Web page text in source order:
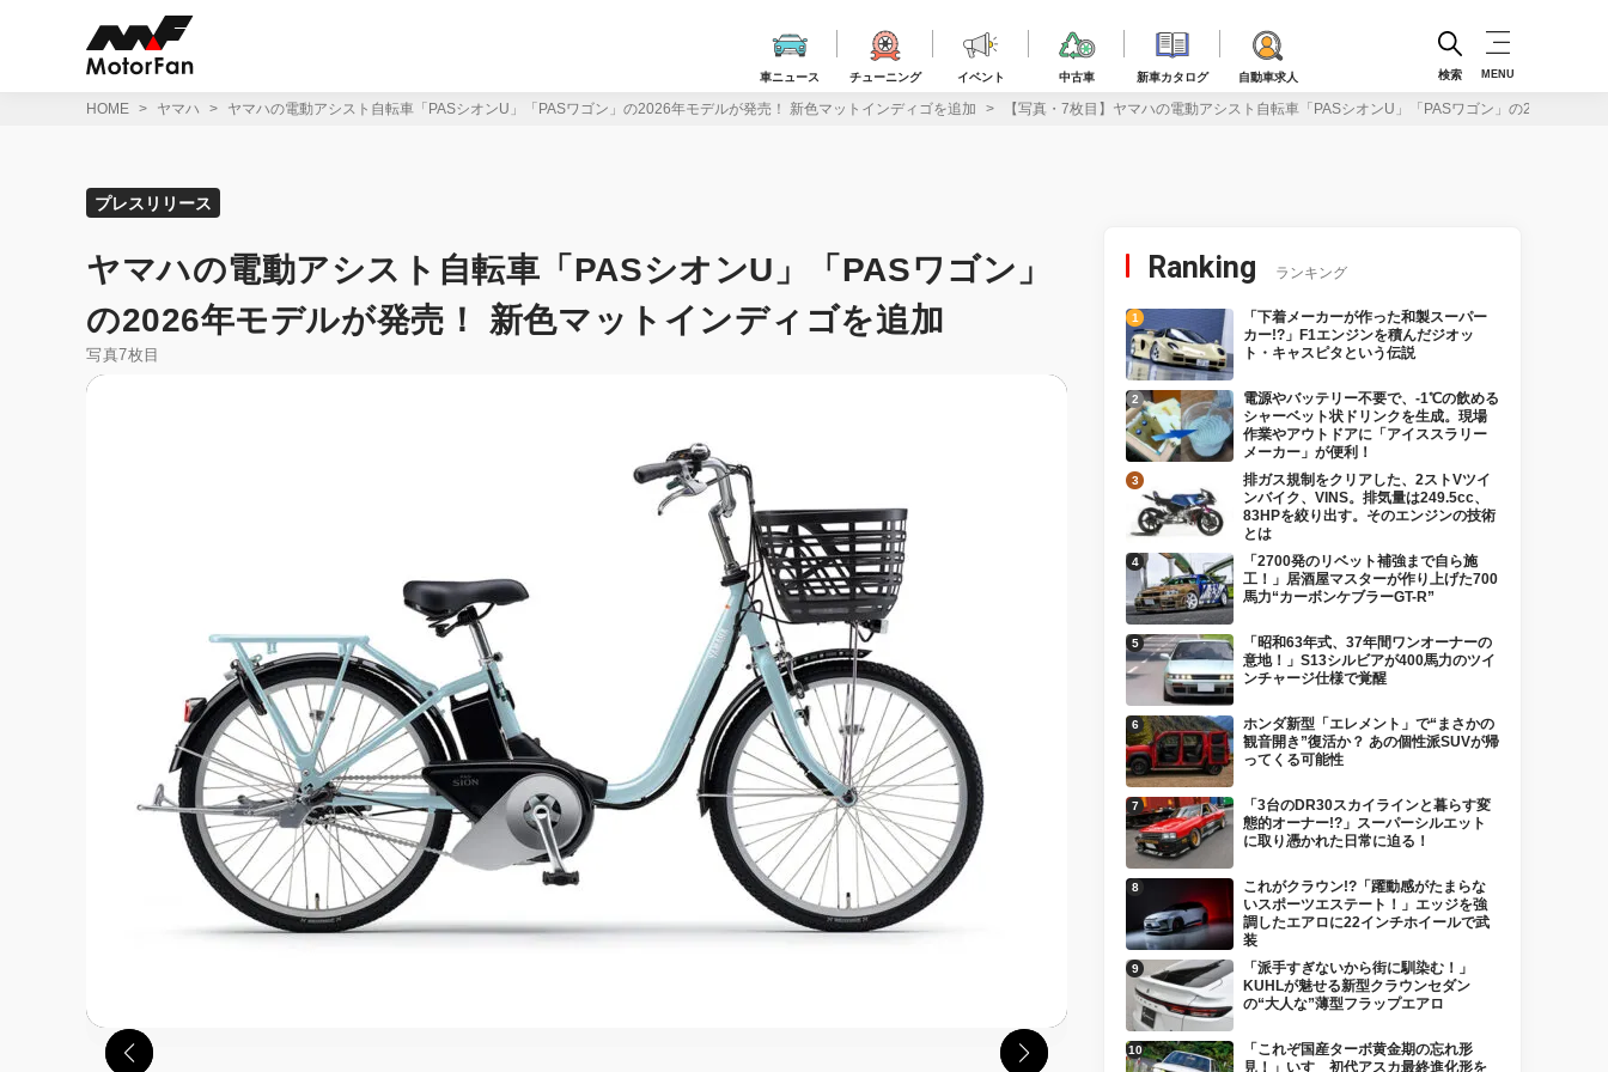
車ニュース チューニング イベント 中古車 新車カタログ 自動車求人 検索 MENU
HOME ヤマハ ヤマハの電動アシスト自転車「PASシオンU」「PASワゴン」の2026年モデルが発売！ 新色マットインディゴを追加 【写真・7枚目】ヤマハの電動アシスト自転車「PASシオンU」「PASワゴン」の2026年モ
プレスリリース
ヤマハの電動アシスト自転車「PASシオンU」「PASワゴン」
の2026年モデルが発売！ 新色マットインディゴを追加
写真7枚目
Ranking ランキング
「下着メーカーが作った和製スーパー
カー!?」F1エンジンを積んだジオッ
ト・キャスピタという伝説
電源やバッテリー不要で、-1℃の飲める
シャーベット状ドリンクを生成。現場
作業やアウトドアに「アイススラリー
メーカー」が便利！
排ガス規制をクリアした、2ストVツイ
ンバイク、VINS。排気量は249.5cc、
83HPを絞り出す。そのエンジンの技術
とは
「2700発のリベット補強まで自ら施
工！」居酒屋マスターが作り上げた700
馬力“カーボンケブラーGT-R”
「昭和63年式、37年間ワンオーナーの
意地！」S13シルビアが400馬力のツイ
ンチャージ仕様で覚醒
ホンダ新型「エレメント」で“まさかの
観音開き”復活か？ あの個性派SUVが帰
ってくる可能性
「3台のDR30スカイラインと暮らす変
態的オーナー!?」スーパーシルエット
に取り憑かれた日常に迫る！
これがクラウン!?「躍動感がたまらな
いスポーツエステート！」エッジを強
調したエアロに22インチホイールで武
装
「派手すぎないから街に馴染む！」
KUHLが魅せる新型クラウンセダン
の“大人な”薄型フラップエアロ
「これぞ国産ターボ黄金期の忘れ形
見！」いすゞ初代アスカ最終進化形を